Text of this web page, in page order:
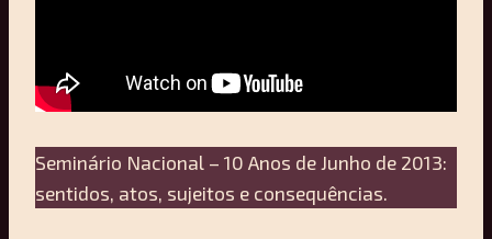
Seminário Nacional – 10 Anos de Junho de 2013:
sentidos, atos, sujeitos e consequências.